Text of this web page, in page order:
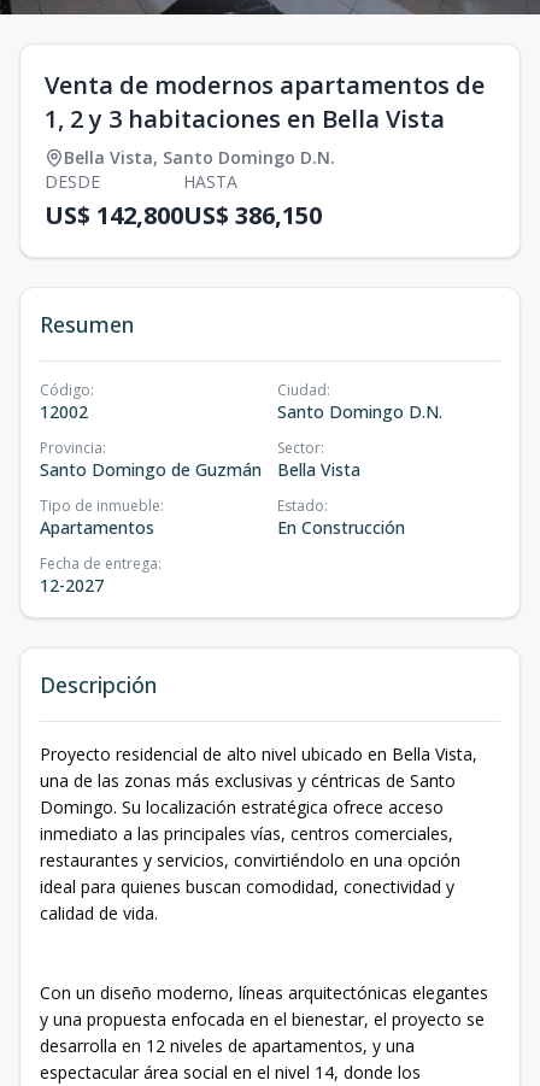
Venta de modernos apartamentos de
1, 2 y 3 habitaciones en Bella Vista
Bella Vista, Santo Domingo D.N.
DESDE
US$ 142,800
HASTA
US$ 386,150
Resumen
Código:
12002
Ciudad:
Santo Domingo D.N.
Provincia:
Santo Domingo de Guzmán
Sector:
Bella Vista
Tipo de inmueble:
Apartamentos
Estado:
En Construcción
Fecha de entrega:
12-2027
Descripción
Proyecto residencial de alto nivel ubicado en Bella Vista,
una de las zonas más exclusivas y céntricas de Santo
Domingo. Su localización estratégica ofrece acceso
inmediato a las principales vías, centros comerciales,
restaurantes y servicios, convirtiéndolo en una opción
ideal para quienes buscan comodidad, conectividad y
calidad de vida.
Con un diseño moderno, líneas arquitectónicas elegantes
y una propuesta enfocada en el bienestar, el proyecto se
desarrolla en 12 niveles de apartamentos, y una
espectacular área social en el nivel 14, donde los